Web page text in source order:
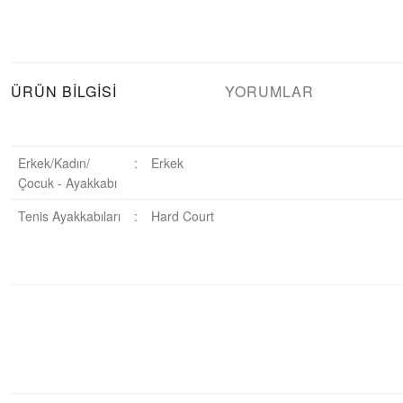
ÜRÜN BILGISI YORUMLAR
Erkek/Kadın/
Çocuk - Ayakkabı
: Erkek
Tenis Ayakkabıları : Hard Court